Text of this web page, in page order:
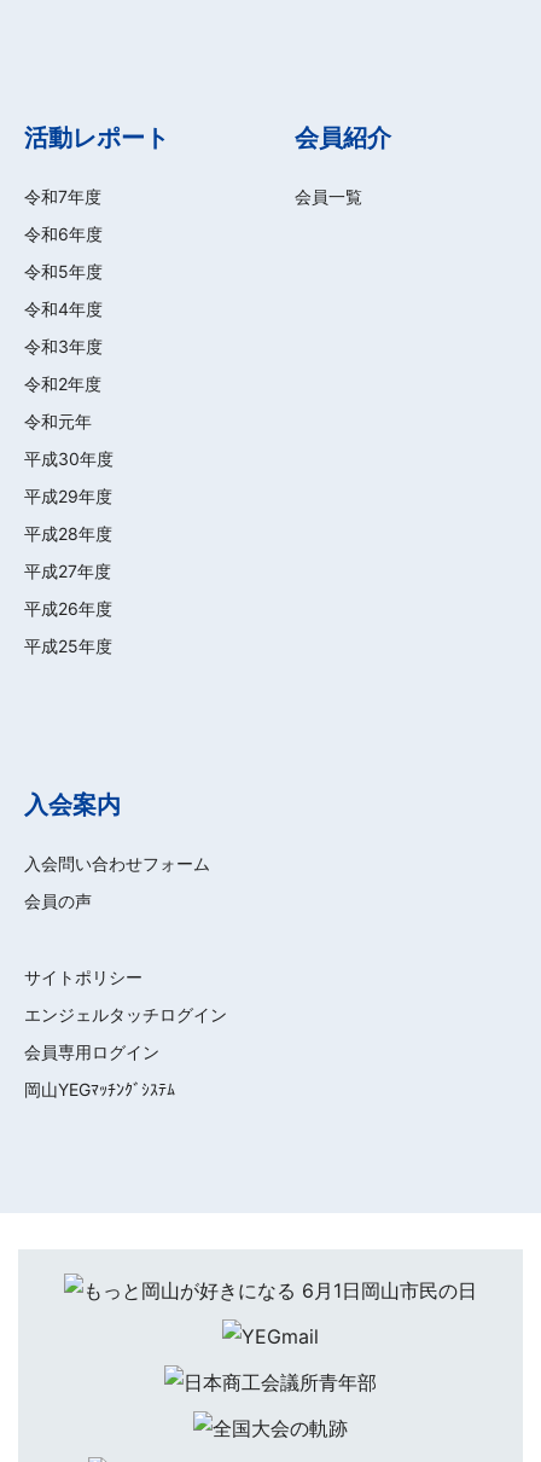
活動レポート
令和7年度
令和6年度
令和5年度
令和4年度
令和3年度
令和2年度
令和元年
平成30年度
平成29年度
平成28年度
平成27年度
平成26年度
平成25年度
会員紹介
会員一覧
入会案内
入会問い合わせフォーム
会員の声
サイトポリシー
エンジェルタッチログイン
会員専用ログイン
岡山YEGﾏｯﾁﾝｸﾞｼｽﾃﾑ